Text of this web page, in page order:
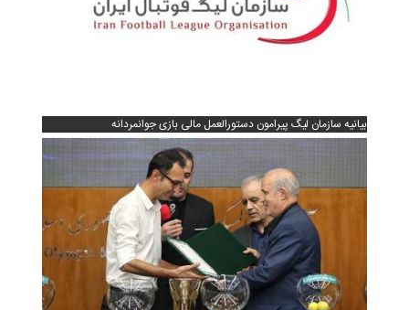
بیانیه سازمان لیگ پیرامون دستورالعمل مالی بازی جوانمردانه